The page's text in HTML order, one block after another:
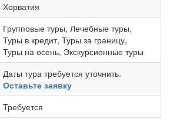
Хорватия
Групповые туры, Лечебные туры,
Туры в кредит, Туры за границу,
Туры на осень, Экскурсионные туры
Даты тура требуется уточнить.
Оставьте заявку
Требуется